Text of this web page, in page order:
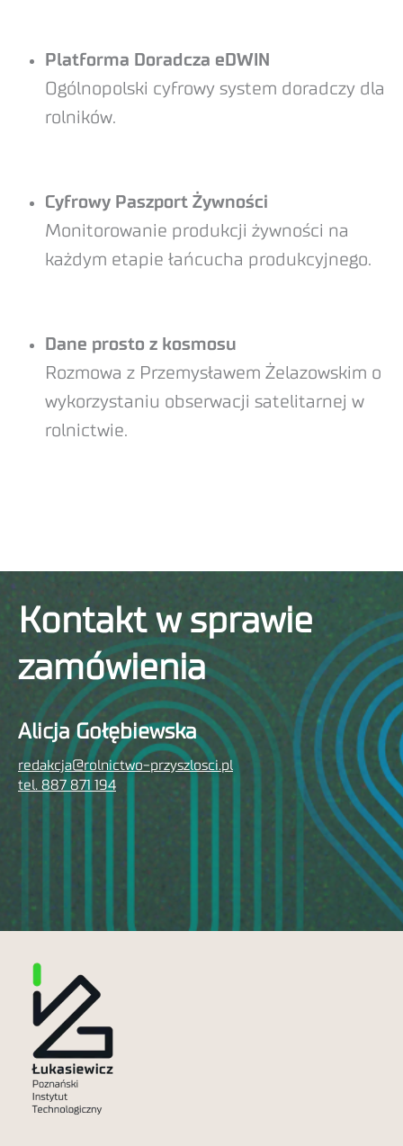
Platforma Doradcza eDWIN
Ogólnopolski cyfrowy system doradczy dla
rolników.
Cyfrowy Paszport Żywności
Monitorowanie produkcji żywności na
każdym etapie łańcucha produkcyjnego.
Dane prosto z kosmosu
Rozmowa z Przemysławem Żelazowskim o
wykorzystaniu obserwacji satelitarnej w
rolnictwie.
Kontakt w sprawie
zamówienia
Alicja Gołębiewska
redakcja@rolnictwo-przyszlosci.pl
tel. 887 871 194